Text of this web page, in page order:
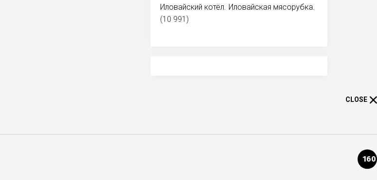
Иловайский котёл. Иловайская мясорубка.
(10 991)
CLOSE
160